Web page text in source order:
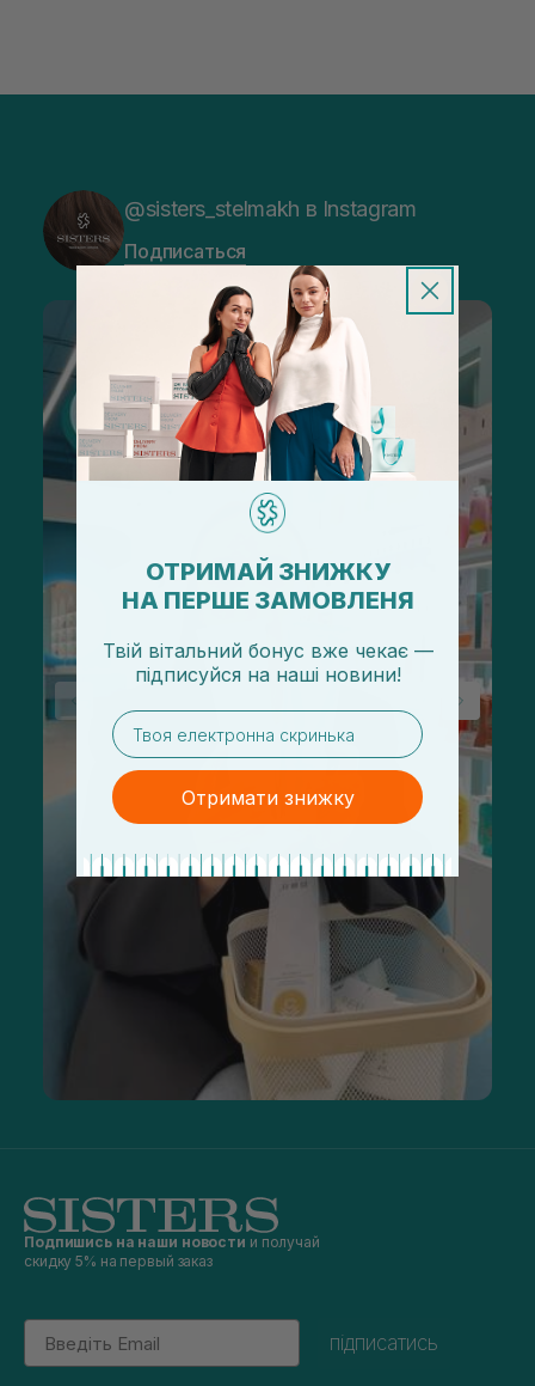
@sisters_stelmakh в Instagram
Подписаться
Подпишись на наши новости и получай
скидку 5% на первый заказ
Email
підписатись
ОТРИМАЙ ЗНИЖКУ
НА ПЕРШЕ ЗАМОВЛЕНЯ
Твій вітальний бонус вже чекає —
підписуйся на наші новини!
email
Отримати знижку